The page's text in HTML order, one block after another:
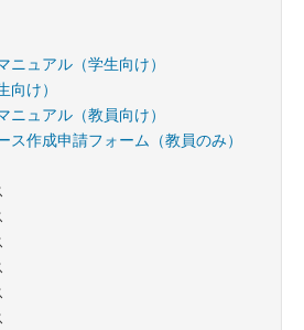
ニュアル（学生向け）
け）
ニュアル（教員向け）
作成申請フォーム（教員のみ）